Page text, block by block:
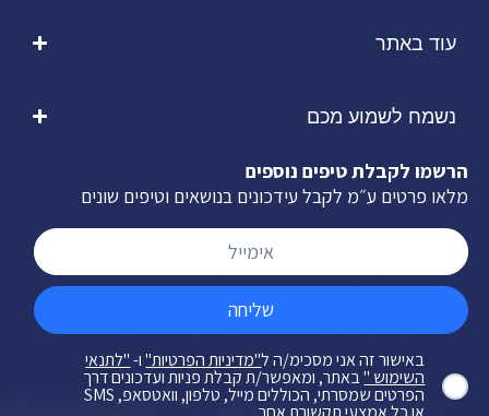
עוד באתר
נשמח לשמוע מכם
הרשמו לקבלת טיפים נוספים
מלאו פרטים ע״מ לקבל עידכונים בנושאים וטיפים שונים
באישור זה אני מסכימ/ה ל"מדיניות הפרטיות"ו-"לתנאי
השימוש "באתר, ומאפשר/ת קבלת פניות ועדכונים דרך
הפרטים שמסרתי, הכוללים מייל, טלפון, וואטסאפ, SMS
שליחה